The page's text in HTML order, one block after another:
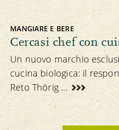
MANGIARE E BERE
Cercasi chef con
Un nuovo marchio
cucina biologica: il
Reto Thörig ...